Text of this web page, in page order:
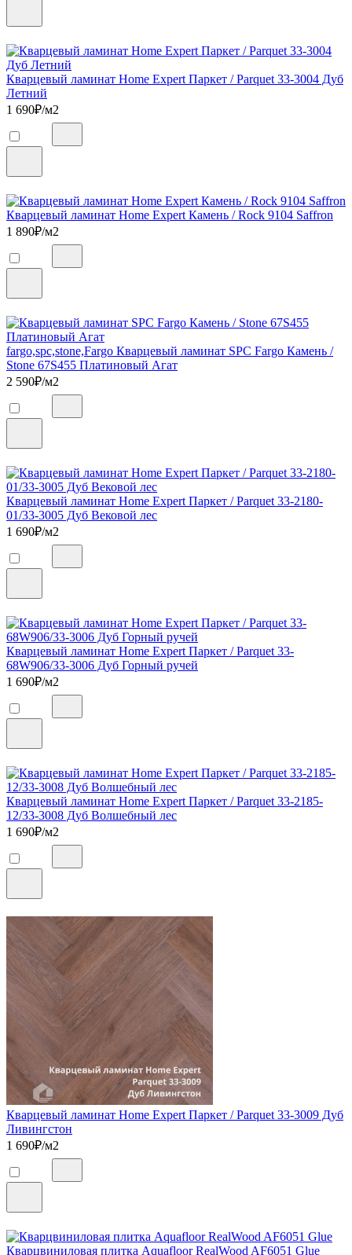
Кварцевый ламинат Home Expert Паркет / Parquet 33-3004 Дуб
Летний
1 690₽/м2
Кварцевый ламинат Home Expert Камень / Rock 9104 Saffron
1 890₽/м2
fargo,spc,stone,Fargo Кварцевый ламинат SPC Fargo Камень /
Stone 67S455 Платиновый Агат
2 590₽/м2
Кварцевый ламинат Home Expert Паркет / Parquet 33-2180-
01/33-3005 Дуб Вековой лес
1 690₽/м2
Кварцевый ламинат Home Expert Паркет / Parquet 33-
68W906/33-3006 Дуб Горный ручей
1 690₽/м2
Кварцевый ламинат Home Expert Паркет / Parquet 33-2185-
12/33-3008 Дуб Волшебный лес
1 690₽/м2
Кварцевый ламинат Home Expert Паркет / Parquet 33-3009 Дуб
Ливингстон
1 690₽/м2
Кварцвиниловая плитка Aquafloor RealWood AF6051 Glue